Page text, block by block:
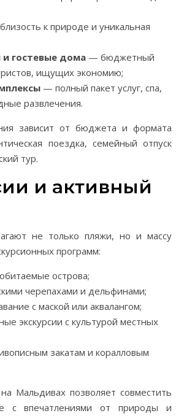
к природе и уникальная
гостевые дома — бюджетный
ищущих экономию;
— полный пакет услуг, спа,
развлечения.
зависит от бюджета и формата
поездка, семейный отпуск
тур.
и активный
не только пляжи, но и массу
программ:
острова;
черепахами и дельфинами;
с маской или аквалангом;
экскурсии с культурой местных
закатам и коралловым
Мальдивах позволяет совместить
с впечатлениями от природы и